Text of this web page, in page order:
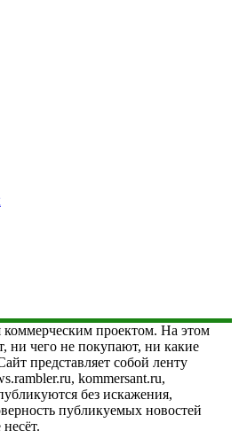
коммерческим проектом. На этом
ни чего не покупают, ни какие
представляет собой ленту
kommersant.ru,
без искажения,
публикуемых новостей